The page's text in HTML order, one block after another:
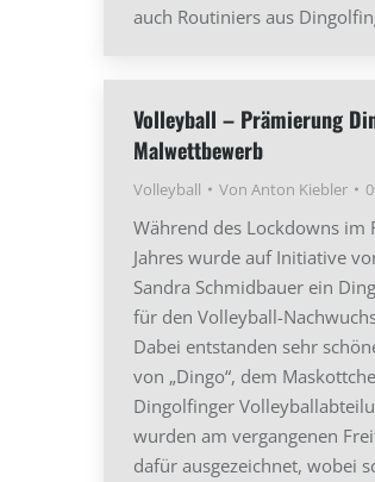
auch Routiniers aus
Volleyball – Prämierung
Malwettbewerb
Volleyball Von Anton Kiebler
Während des Lockdowns im
Jahres wurde auf Initiative
Sandra Schmidbauer ein
für den Volleyball-
Dabei entstanden sehr
von „Dingo“, dem
Dingolfinger
wurden am vergangenen
dafür ausgezeichnet, wobei